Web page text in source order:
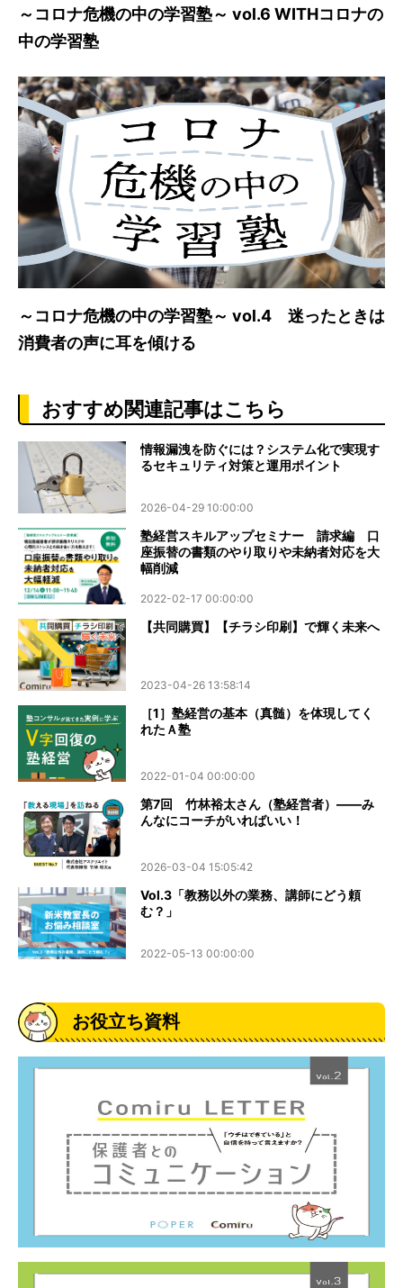
～コロナ危機の中の学習塾～ vol.6 WITHコロナの
中の学習塾
～コロナ危機の中の学習塾～ vol.4 迷ったときは
消費者の声に耳を傾ける
おすすめ関連記事はこちら
情報漏洩を防ぐには？システム化で実現す
るセキュリティ対策と運用ポイント
2026-04-29 10:00:00
塾経営スキルアップセミナー 請求編 口
座振替の書類のやり取りや未納者対応を大
幅削減
2022-02-17 00:00:00
【共同購買】【チラシ印刷】で輝く未来へ
2023-04-26 13:58:14
［1］塾経営の基本（真髄）を体現してく
れたＡ塾
2022-01-04 00:00:00
第7回 竹林裕太さん（塾経営者）――み
んなにコーチがいればいい！
2026-03-04 15:05:42
Vol.3「教務以外の業務、講師にどう頼
む？」
2022-05-13 00:00:00
お役立ち資料